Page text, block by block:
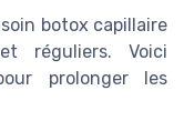
botox capillaire
réguliers. Voici
prolonger les